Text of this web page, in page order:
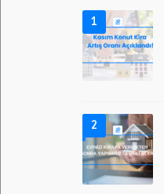
1
2